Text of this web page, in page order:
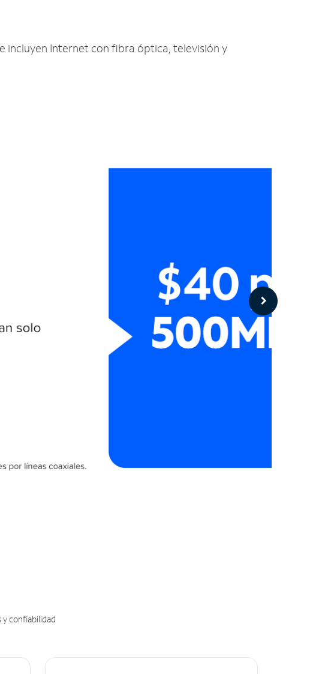
incluyen Internet con fibra óptica, televisión y
confiabilidad